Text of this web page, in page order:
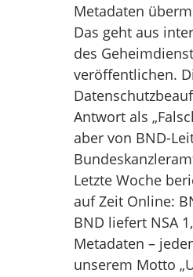
Metadaten
Das geht aus
des
veröffentlichen.
Antwort als
aber von BND-
Letzte Woche
auf Zeit Online:
BND liefert NSA
Metadaten –
unserem Motto